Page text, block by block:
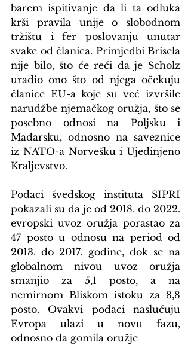
barem ispitivanje da li ta odluka
krši pravila unije o slobodnom
tržištu i fer poslovanju unutar
svake od članica. Primjedbi Brisela
nije bilo, što će reći da je Scholz
uradio ono što od njega očekuju
članice EU-a koje su već izvršile
narudžbe njemačkog oružja, što se
posebno odnosi na Poljsku i
Mađarsku, odnosno na saveznice
iz NATO-a Norvešku i Ujedinjeno
Kraljevstvo.
Podaci švedskog instituta SIPRI
pokazali su da je od 2018. do 2022.
evropski uvoz oružja porastao za
47 posto u odnosu na period od
2013. do 2017. godine, dok se na
globalnom nivou uvoz oružja
smanjio za 5,1 posto, a na
nemirnom Bliskom istoku za 8,8
posto. Ovakvi podaci naslućuju
Evropa ulazi u novu fazu,
odnosno da gomila oružje